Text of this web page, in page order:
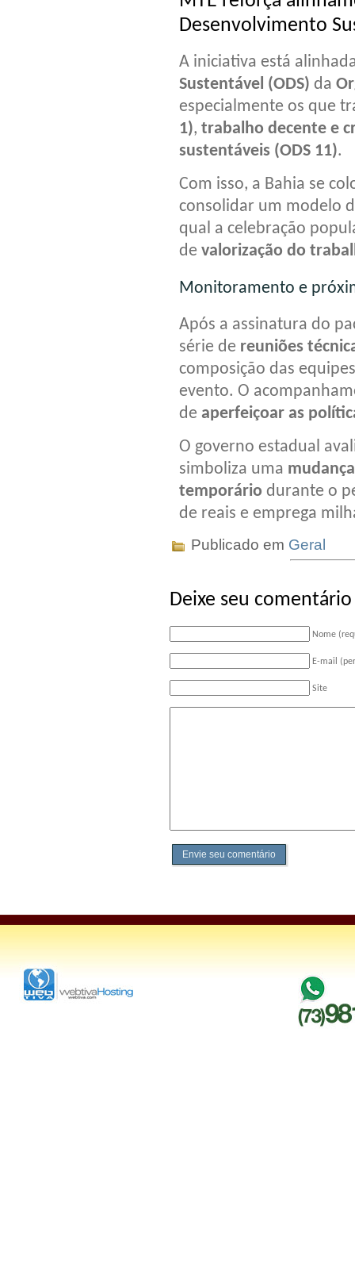
Desenvolvimento
A iniciativa está
Sustentável (ODS) da
especialmente os que
1), trabalho decente e
sustentáveis (ODS 11).
Com isso, a Bahia se
consolidar um modelo
qual a celebração
de valorização do
Monitoramento e
Após a assinatura do
série de reuniões
composição das
evento. O
de aperfeiçoar as
O governo estadual
simboliza uma
temporário durante o
de reais e emprega
Publicado em Geral
Deixe seu comentário
Nome
E-mail
Site
Envie seu comentário